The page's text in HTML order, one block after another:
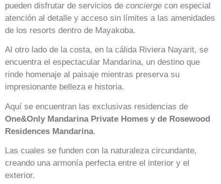
pueden disfrutar de servicios de concierge con especial
atención al detalle y acceso sin límites a las amenidades
de los resorts dentro de Mayakoba.
Al otro lado de la costa, en la cálida Riviera Nayarit, se
encuentra el espectacular Mandarina, un destino que
rinde homenaje al paisaje mientras preserva su
impresionante belleza e historia.
Aquí se encuentran las exclusivas residencias de
One&Only Mandarina Private Homes y de Rosewood
Residences Mandarina.
Las cuales se funden con la naturaleza circundante,
creando una armonía perfecta entre el interior y el
exterior.